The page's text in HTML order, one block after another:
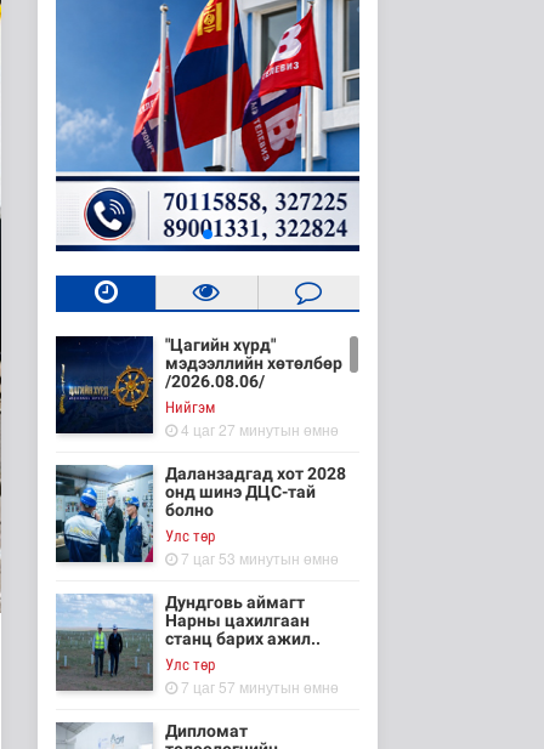
"Цагийн хүрд"
мэдээллийн хөтөлбөр
/2026.08.06/
Нийгэм
4 цаг 27 минутын өмнө
Даланзадгад хот 2028
онд шинэ ДЦС-тай
болно
Улс төр
7 цаг 53 минутын өмнө
Дундговь аймагт
Нарны цахилгаан
станц барих ажил..
Улс төр
7 цаг 57 минутын өмнө
Дипломат